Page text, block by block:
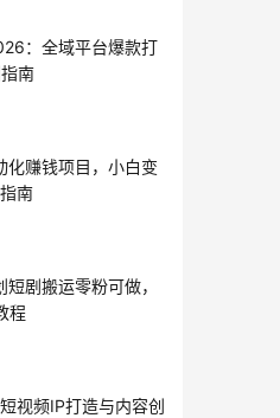
：全域平台爆款打
南
化赚钱项目，小白变
南
剧搬运零粉可做，
程
视频IP打造与内容创